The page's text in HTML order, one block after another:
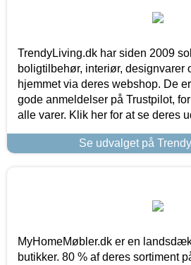
TrendyLiving.dk har siden 2009
boligtilbehør, interiør, designvarer
hjemmet via deres webshop. De
gode anmeldelser på Trustpilot,
alle varer. Klik her for at se deres
Se udvalget på
MyHomeMøbler.dk er en
butikker. 80 % af deres sortiment